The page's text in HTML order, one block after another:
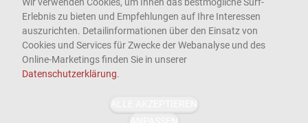
Erlebnis zu bieten und Empfehlungen auf Ihre Interessen
auszurichten. Detailinformationen über den Einsatz von
Cookies und Services für Zwecke der Webanalyse und des
Online-Marketings finden Sie in unserer
Datenschutzerklärung.
ALLE AKZEPTIEREN